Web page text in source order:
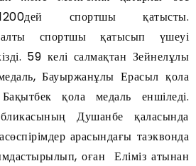
спортшы қатысты.
спортшы қатысып үшеуі
59 келі салмақтан Зейнелұлы
Бауыржанұлы Ерасыл қола
қола медаль еншіледі.
Душанбе қаласында
арасындағы таэквонда
оған Еліміз атынан